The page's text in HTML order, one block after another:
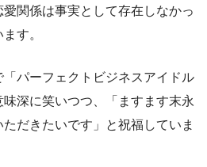
関係は事実として存在しなかっ
す。
パーフェクトビジネスアイドル
深に笑いつつ、「ますます末永
だきたいです」と祝福していま